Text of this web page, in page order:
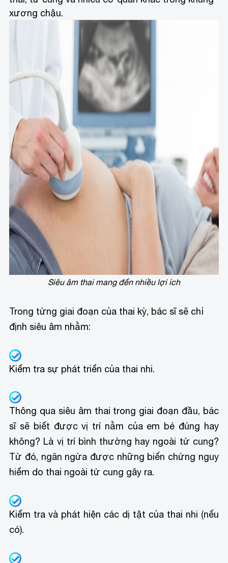
xương chậu.
Siêu âm thai mang đến nhiều lợi ích
Trong từng giai đoạn của thai kỳ, bác sĩ sẽ chỉ
định siêu âm nhằm:
Kiểm tra sự phát triển của thai nhi.
Thông qua siêu âm thai trong giai đoạn đầu, bác
sĩ sẽ biết được vị trí nằm của em bé đúng hay
không? Là vị trí bình thường hay ngoài tử cung?
Từ đó, ngăn ngừa được những biến chứng nguy
hiểm do thai ngoài tử cung gây ra.
Kiểm tra và phát hiện các dị tật của thai nhi (nếu
có).